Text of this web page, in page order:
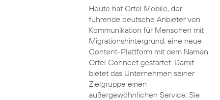
Heute hat Ortel Mobile, der
führende deutsche Anbieter von
Kommunikation für Menschen mit
Migrationshintergrund, eine neue
Content-Plattform mit dem Namen
Ortel Connect gestartet. Damit
bietet das Unternehmen seiner
Zielgruppe einen
außergewöhnlichen Service: Sie